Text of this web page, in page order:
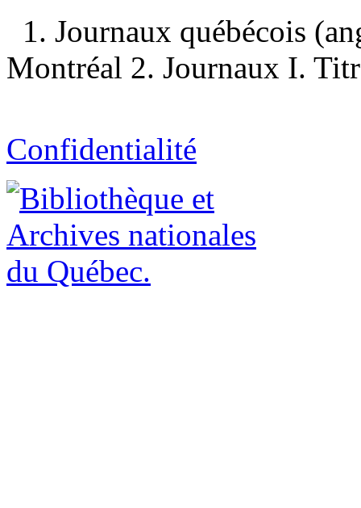
1. Journaux québécois
Montréal 2. Journaux I.
Confidentialité